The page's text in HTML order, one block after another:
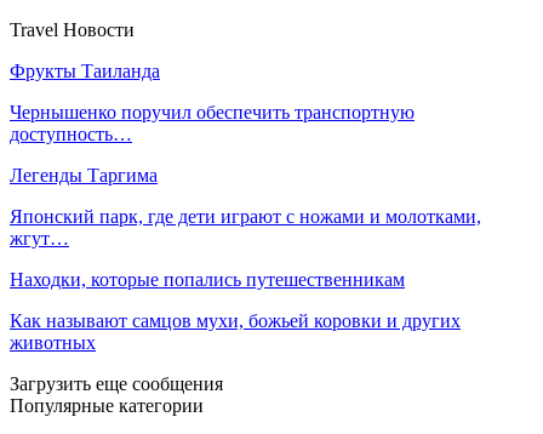
Travel Новости
Фрукты Таиланда
Чернышенко поручил обеспечить транспортную
доступность…
Легенды Таргима
Японский парк, где дети играют с ножами и молотками,
жгут…
Находки, которые попались путешественникам
Как называют самцов мухи, божьей коровки и других
животных
Загрузить еще сообщения
Популярные категории